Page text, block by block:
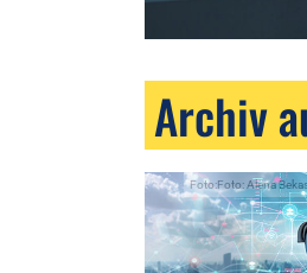
Archiv
Foto:Foto: Alena